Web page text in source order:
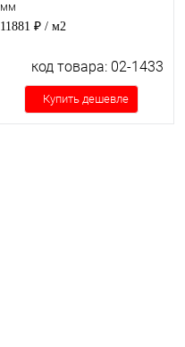
мм
11881 ₽ / м2
код товара: 02-1433
Купить дешевле